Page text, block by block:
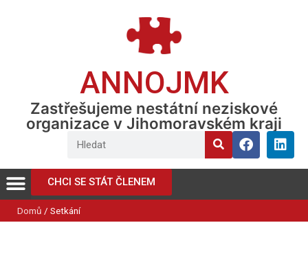
ANNOJMK
Zastřešujeme nestátní neziskové
organizace v Jihomoravském kraji
CHCI SE STÁT ČLENEM
Domů / Setkání